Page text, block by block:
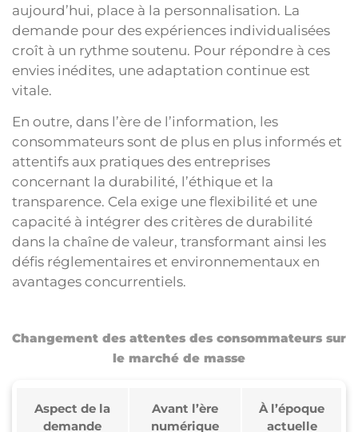
aujourd’hui, place à la personnalisation. La
demande pour des expériences individualisées
croît à un rythme soutenu. Pour répondre à ces
envies inédites, une adaptation continue est
vitale.
En outre, dans l’ère de l’information, les
consommateurs sont de plus en plus informés et
attentifs aux pratiques des entreprises
concernant la durabilité, l’éthique et la
transparence. Cela exige une flexibilité et une
capacité à intégrer des critères de durabilité
dans la chaîne de valeur, transformant ainsi les
défis réglementaires et environnementaux en
avantages concurrentiels.
Changement des attentes des consommateurs sur
le marché de masse
Aspect de la
demande
Avant l’ère
numérique
À l’époque
actuelle